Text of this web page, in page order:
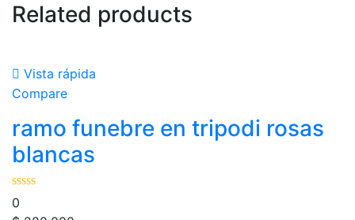
Related products
Vista rápida
Compare
ramo funebre en tripodi rosas
blancas
0